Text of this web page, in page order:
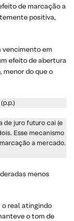
de marcação a
positiva,
vencimento em
efeito de abertura
menor do que o
de juro futuro cai (e
Esse mecanismo
a mercado.
menos
o real atingindo
o tom de